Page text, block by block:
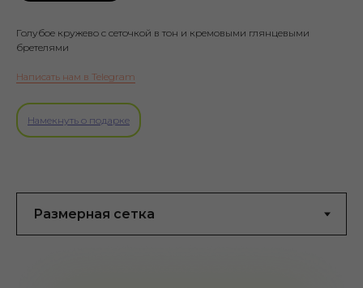
Голубое кружево с сеточкой в тон и кремовыми глянцевыми
бретелями
Написать нам в Telegram
Намекнуть о подарке